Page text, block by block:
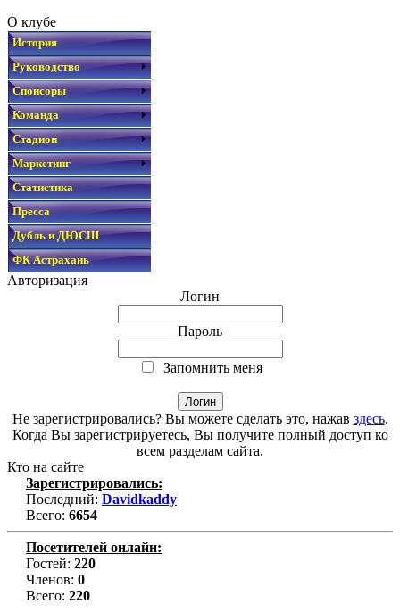
О клубе
История
Руководство
Спонсоры
Команда
Стадион
Маркетинг
Статистика
Пресса
Дубль и ДЮСШ
ФК Астрахань
Авторизация
Логин
Пароль
Запомнить меня
Не зарегистрировались? Вы можете сделать это, нажав здесь.
Когда Вы зарегистрируетесь, Вы получите полный доступ ко
всем разделам сайта.
Кто на сайте
Зарегистрировались:
Последний: Davidkaddy
Всего: 6654
Посетителей онлайн:
Гостей: 220
Членов: 0
Всего: 220